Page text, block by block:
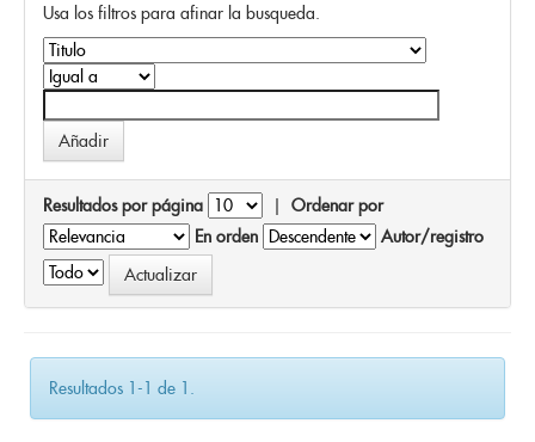
Usa los filtros para afinar la busqueda.
Resultados por página | Ordenar por
En orden
Autor/registro
Resultados 1-1 de 1.